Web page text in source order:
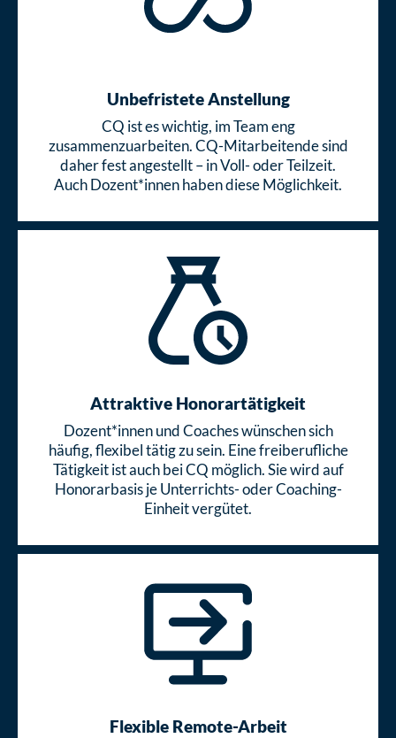
Unbefristete Anstellung
CQ ist es wichtig, im Team eng
zusammenzuarbeiten. CQ-Mitarbeitende sind
daher fest angestellt – in Voll- oder Teilzeit.
Auch Dozent*innen haben diese Möglichkeit.
Attraktive Honorartätigkeit
Dozent*innen und Coaches wünschen sich
häufig, flexibel tätig zu sein. Eine freiberufliche
Tätigkeit ist auch bei CQ möglich. Sie wird auf
Honorarbasis je Unterrichts- oder Coaching-
Einheit vergütet.
Flexible Remote-Arbeit